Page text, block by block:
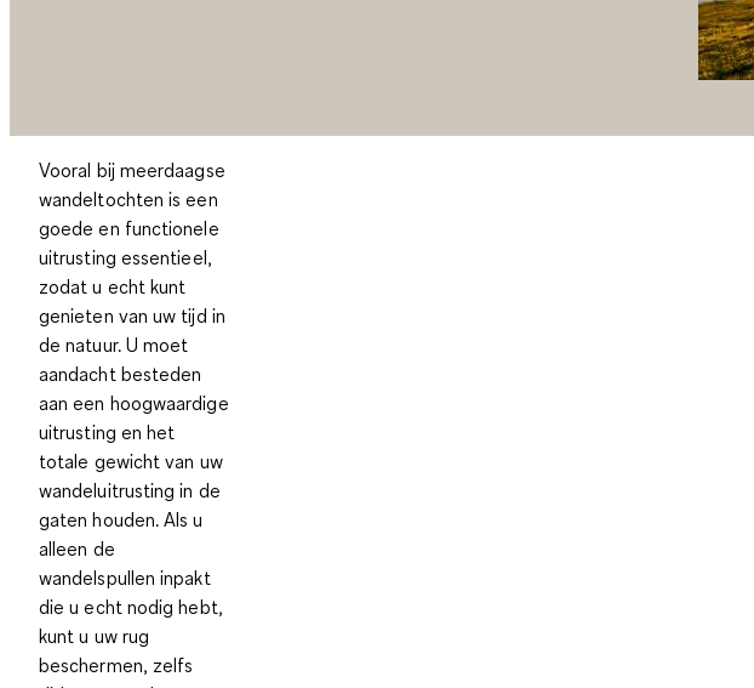
Vooral bij meerdaagse
wandeltochten is een
goede en functionele
uitrusting essentieel,
zodat u echt kunt
genieten van uw tijd in
de natuur. U moet
aandacht besteden
aan een hoogwaardige
uitrusting en het
totale gewicht van uw
wandeluitrusting in de
gaten houden. Als u
alleen de
wandelspullen inpakt
die u echt nodig hebt,
kunt u uw rug
beschermen, zelfs